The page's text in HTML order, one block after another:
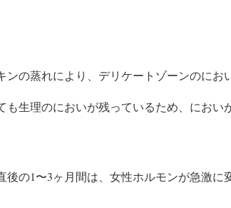
ンの蒸れにより、デリケートゾーンのにお
も生理のにおいが残っているため、におい
後の1〜3ヶ月間は、女性ホルモンが急激